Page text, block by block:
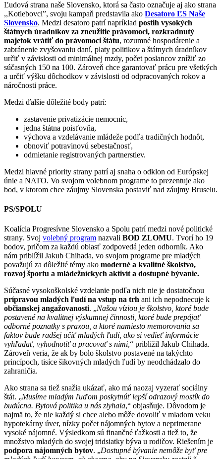
Ľudová strana naše Slovensko, ktorá sa často označuje aj ako strana
,,Kotlebovci”, svoju kampaň predstavila ako Desatoro ĽS Naše
Slovensko. Medzi desatoro patrí napríklad postih vysokých
štátnych úradníkov za zneužitie právomoci, rozkradnutý
majetok vrátiť do právomoci štátu, rozumné hospodárenie a
zabránenie zvyšovaniu daní, platy politikov a štátnych úradníkov
určiť v závislosti od minimálnej mzdy, počet poslancov znížiť zo
súčasných 150 na 100. Zároveň chce garantovať prácu pre všetkých
a určiť výšku dôchodkov v závislosti od odpracovaných rokov a
náročnosti práce.
Medzi ďalšie dôležité body patrí:
zastavenie privatizácie nemocníc,
jedna štátna poisťovňa,
výchova a vzdelávanie mládeže podľa tradičných hodnôt,
obnoviť potravinovú sebestačnosť,
odmietanie registrovaných partnerstiev.
Medzi hlavné priority strany patrí aj snaha o odklon od Európskej
únie a NATO. Vo svojom volebnom programe to prezentuje ako
bod, v ktorom chce záujmy Slovenska postaviť nad záujmy Bruselu.
PS/SPOLU
Koalícia Progresívne Slovensko a Spolu patrí medzi nové politické
strany. Svoj volebný program nazvali BOD ZLOMU. Tvorí ho 19
bodov, pričom za každú oblasť zodpovedá jeden odborník. Ako
nám priblížil Jakub Chihada, vo svojom programe pre mladých
považujú za dôležité témy ako moderné a kvalitné školstvo,
rozvoj športu a mládežníckych aktivít a dostupné bývanie.
Súčasné vysokoškolské vzdelanie podľa nich nie je dostatočnou
prípravou mladých ľudí na vstup na trh ani ich nepodnecuje k
občianskej angažovanosti. „Našou víziou je školstvo, ktoré bude
postavené na kvalitnej výskumnej činnosti, ktoré bude prepájať
odborné poznatky s praxou, a ktoré namiesto memorovania sa
faktov bude radšej učiť mladých ľudí, ako si vedieť informácie
vyhľadať, vyhodnotiť a pracovať s nimi,“ priblížil Jakub Chihada.
Zároveň veria, že ak by bolo školstvo postavené na takýchto
princípoch, tisíce šikovných mladých ľudí by neodchádzalo do
zahraničia.
Ako strana sa tiež snažia ukázať, ako má naozaj vyzerať sociálny
štát. „Musíme mladým ľuďom poskytnúť lepší odrazový mostík do
budúcna. Bytová politika u nás zlyhala,“ objasňuje. Dôvodom je
najmä to, že nie každý si chce alebo môže dovoliť v mladom veku
hypotekárny úver, nízky počet nájomných bytov a neprimerane
vysoké nájomné. Výsledkom sú finančné ťažkosti a tiež to, že
množstvo mladých do svojej tridsiatky býva u rodičov. Riešením je
podpora nájomných bytov. „Dostupné bývanie nemôže byť pre